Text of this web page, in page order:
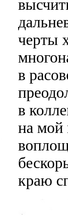
черты
в
в
на мой
краю